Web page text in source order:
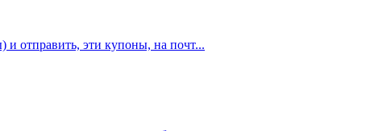
и отправить, эти купоны, на почт...